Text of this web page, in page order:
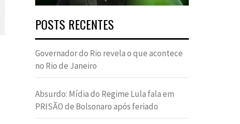
POSTS RECENTES
Governador do Rio revela o que acontece
no Rio de Janeiro
Absurdo: Mídia do Regime Lula fala em
PRISÃO de Bolsonaro após feriado